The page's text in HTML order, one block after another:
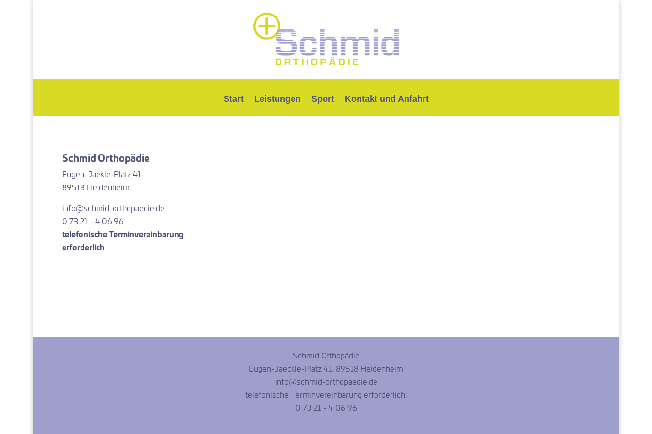
Start Leistungen Sport Kontakt und Anfahrt
Schmid Orthopädie
Eugen-Jaekle-Platz 41
89518 Heidenheim
info@schmid-orthopaedie.de
0 73 21 - 4 06 96
telefonische Terminvereinbarung
erforderlich
Schmid Orthopädie​
Eugen-Jaeckle-Platz 41, 89518 Heidenheim
info@schmid-orthopaedie.de
telefonische Terminvereinbarung erforderlich:
0 73 21 - 4 06 96